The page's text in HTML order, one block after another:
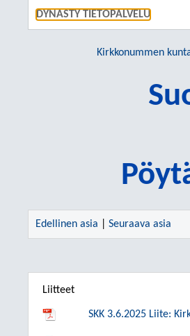
DYNASTY TIETOPALVELU
Kirkkonummen
Edellinen asia Seuraava asia
Liitteet
SKK 3.6.2025 Liite: